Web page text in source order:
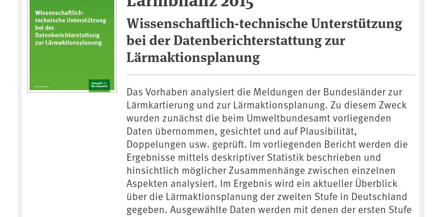
Wissenschaftlich-technische Unterstützung
bei der Datenberichterstattung zur
Lärmaktionsplanung
Das Vorhaben analysiert die Meldungen der Bundesländer zur
Lärmkartierung und zur Lärmaktionsplanung. Zu diesem Zweck
wurden zunächst die beim Umweltbundesamt vorliegenden
Daten übernommen, gesichtet und auf Plausibilität,
Doppelungen usw. geprüft. Im vorliegenden Bericht werden die
Ergebnisse mittels deskriptiver Statistik beschrieben und
hinsichtlich möglicher Zusammenhänge zwischen einzelnen
Aspekten analysiert. Im Ergebnis wird ein aktueller Überblick
über die Lärmaktionsplanung der zweiten Stufe in Deutschland
gegeben. Ausgewählte Daten werden mit denen der ersten Stufe